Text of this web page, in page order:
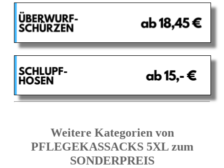
Weitere Kategorien von
PFLEGEKASSACKS 5XL zum
SONDERPREIS